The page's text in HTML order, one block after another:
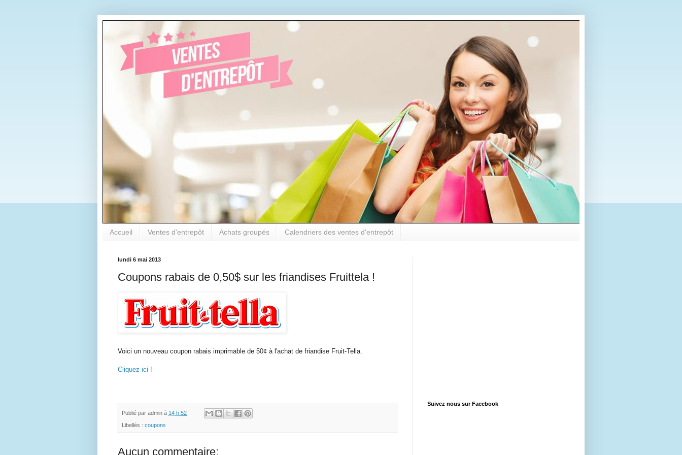
Accueil Ventes d'entrepôt Achats groupés Calendriers des ventes d'entrepôt
lundi 6 mai 2013
Coupons rabais de 0,50$ sur les friandises Fruittela !
Voici un nouveau coupon rabais imprimable de 50¢ à l'achat de friandise Fruit-Tella.
Cliquez ici !
Publié par admin à 14 h 52
Libellés : coupons
Aucun commentaire:
Suivez nous sur Facebook